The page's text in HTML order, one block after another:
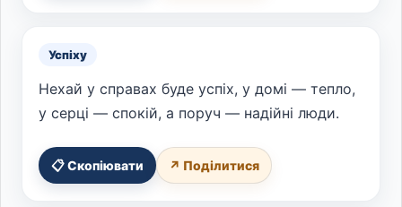
Успіху
Нехай у справах буде успіх, у домі — тепло,
у серці — спокій, а поруч — надійні люди.
📋 Скопіювати ↗ Поділитися